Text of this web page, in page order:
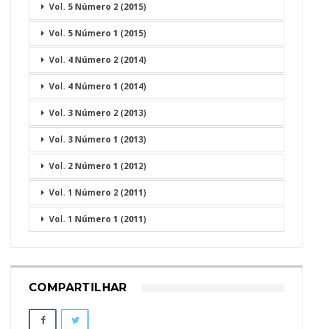
Vol. 5 Número 2 (2015)
Vol. 5 Número 1 (2015)
Vol. 4 Número 2 (2014)
Vol. 4 Número 1 (2014)
Vol. 3 Número 2 (2013)
Vol. 3 Número 1 (2013)
Vol. 2 Número 1 (2012)
Vol. 1 Número 2 (2011)
Vol. 1 Número 1 (2011)
COMPARTILHAR